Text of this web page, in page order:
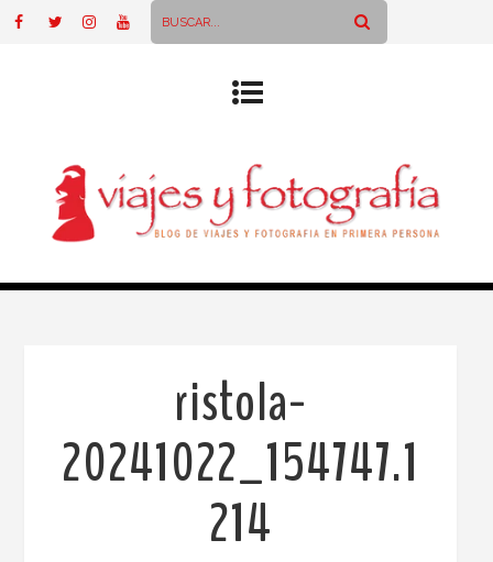
ristola-
20241022_154747.1
214